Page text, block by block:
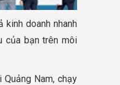
kinh doanh nhanh
của bạn trên môi
Nam, chạy